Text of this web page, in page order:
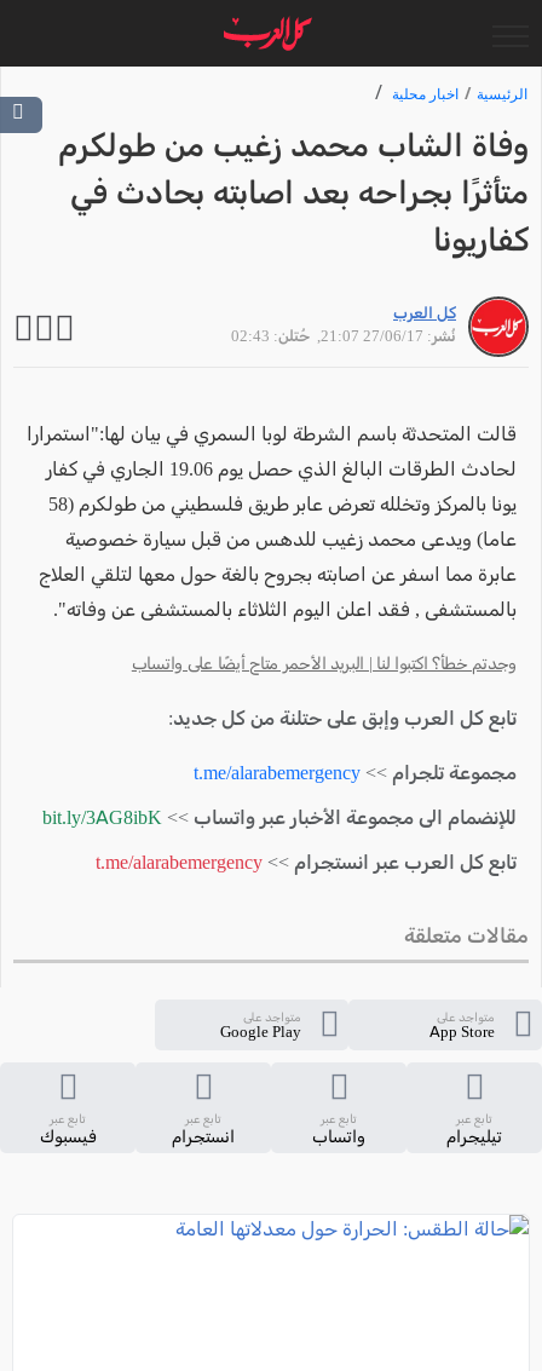
الرئيسية اخبار محلية
وفاة الشاب محمد زغيب من طولكرم
متأثرًا بجراحه بعد اصابته بحادث في
كفاريونا
كل العرب
نُشر: 27/06/17 21:07
, حُتلن: 02:43
قالت المتحدثة باسم الشرطة لوبا السمري في بيان لها:"استمرارا
لحادث الطرقات البالغ الذي حصل يوم 19.06 الجاري في كفار
يونا بالمركز وتخلله تعرض عابر طريق فلسطيني من طولكرم (58
عاما) ويدعى محمد زغيب للدهس من قبل سيارة خصوصية
عابرة مما اسفر عن اصابته بجروح بالغة حول معها لتلقي العلاج
بالمستشفى , فقد اعلن اليوم الثلاثاء بالمستشفى عن وفاته".
وجدتم خطأ؟ اكتبوا لنا | البريد الأحمر متاح أيضًا على واتساب
تابع كل العرب وإبق على حتلنة من كل جديد:
مجموعة تلجرام >> t.me/alarabemergency
للإنضمام الى مجموعة الأخبار عبر واتساب >> bit.ly/3AG8ibK
تابع كل العرب عبر انستجرام >> t.me/alarabemergency
مقالات متعلقة
متواجد على
App Store
متواجد على
Google Play
تابع عبر
تيليجرام
تابع عبر
واتساب
تابع عبر
انستجرام
تابع عبر
فيسبوك